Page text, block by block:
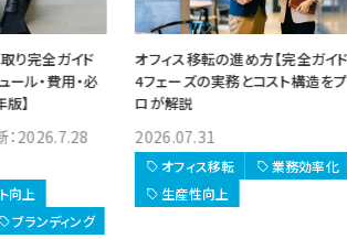
【完全ガイド】
スト構造をプ
オフィス移転の4ステップ完全ガイ
｜現状調査から構築まで実務リスト
付き
2026.07.31
オフィス移転 業務効率化